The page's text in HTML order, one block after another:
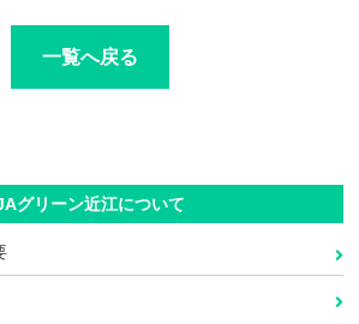
一覧へ戻る
グリーン近江について